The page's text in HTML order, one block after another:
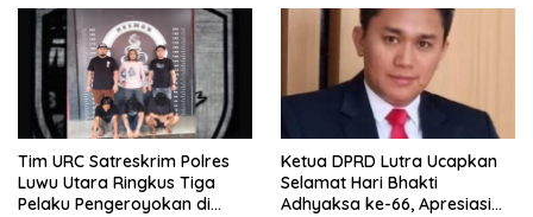
Tim URC Satreskrim Polres
Luwu Utara Ringkus Tiga
Pelaku Pengeroyokan di
Ketua DPRD Lutra Ucapkan
Selamat Hari Bhakti
Adhyaksa ke-66, Apresiasi